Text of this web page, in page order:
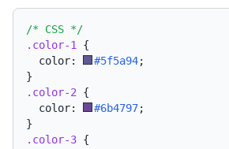
/* CSS */
.color-1
{
  color:
#5f5a94;
}
.color-2 {
  color:
#6b4797;
}
.color-3 {